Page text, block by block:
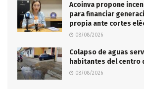
Acoinva propone
para financiar
propia ante cortes
08/08/2026
Colapso de aguas
habitantes del centro
08/08/2026